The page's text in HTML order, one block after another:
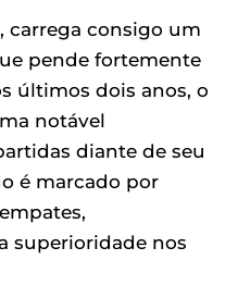
carrega consigo um
pende fortemente
últimos dois anos, o
notável
diante de seu
é marcado por
superioridade nos